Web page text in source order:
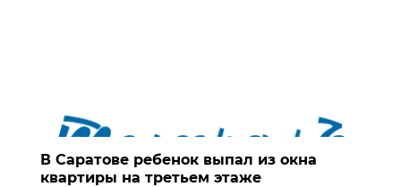
В Саратове ребенок выпал из окна
квартиры на третьем этаже